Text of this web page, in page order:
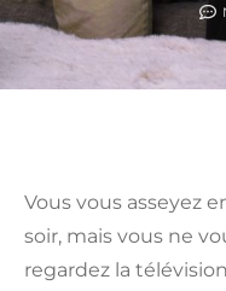
Vous vous asseyez
soir, mais vous ne
regardez la